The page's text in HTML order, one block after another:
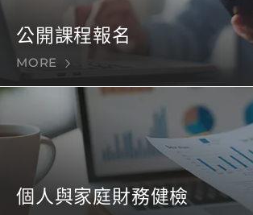
公開課程報名
MORE
個人與家庭財務健檢